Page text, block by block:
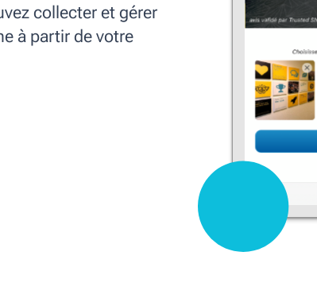
collecter et gérer
à partir de votre